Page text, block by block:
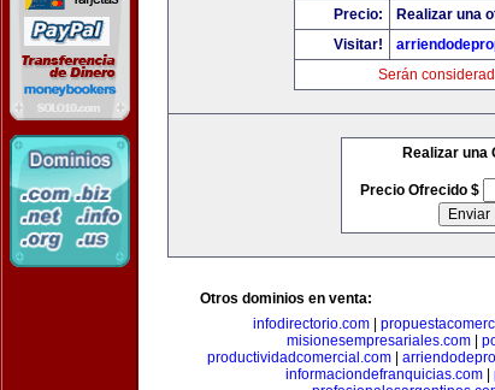
Precio:
Realizar una
Visitar!
Serán
Realizar una
Precio Ofrecido $
Otros dominios en venta:
infodirectorio.com
misionesempresariales.com
productividadcomercial.com
informaciondefranquicias.com